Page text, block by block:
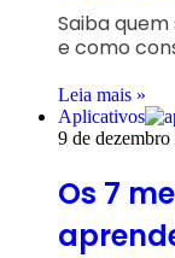
Saiba
e como
Leia mais »
Aplicativos
9 de
Os 7